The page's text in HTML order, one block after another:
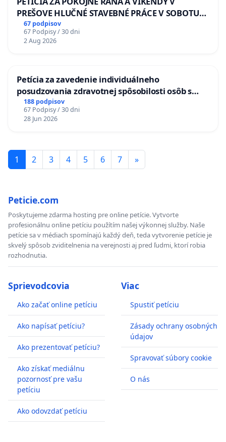
PREŠOVE HLUČNÉ STAVEBNÉ PRÁCE V SOBOTU
LEN OD 9.00 DO 13.00 HOD., CEZ PRACOVNÝ
TÝŽDEŇ CIEĽ 8.00 – 18.00 HOD. A PRAVIDELNÁ
KONTROLA STAVBY C-AREA NA
67 podpisov
67 Podpisy / 30 dni
2 Aug 2026
Petícia za zavedenie individuálneho
posudzovania zdravotnej spôsobilosti osôb s
diabetom 1. a 2. typu pri prijímaní do
Policajného zboru SR
188 podpisov
67 Podpisy / 30 dni
28 Jun 2026
1 2 3 4 5 6 7 »
Peticie.com
Poskytujeme zdarma hosting pre online petície. Vytvorte
profesionálnu online petíciu použítím našej výkonnej služby. Naše
petície sa v médiach spomínajú každý deň, teda vytvorenie petície je
skvelý spôsob zviditelnenia na verejnosti aj pred ľudmi, ktorí robia
rozhodnutia.
Sprievodcovia
Ako začať online petíciu
Ako napísať petíciu?
Ako prezentovať petíciu?
Ako získať mediálnu
pozornosť pre vašu
petíciu
Ako odovzdať petíciu
Viac
Spustiť petíciu
Zásady ochrany osobných
údajov
Spravovať súbory cookie
O nás